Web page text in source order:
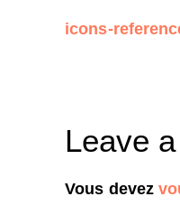
icons-
Leave
Vous devez